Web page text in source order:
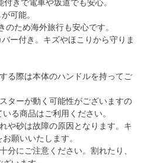
きで電車や坂道でも安心。
可能。
のため海外旅行も安心です。
ー付き。キズやほこりから守りま
る際は本体のハンドルを持ってご
ターが動く可能性がございますの
る商品はご利用ください。
や砂は故障の原因となります。キ
願いいたします。
分にご注意ください。割れたり、